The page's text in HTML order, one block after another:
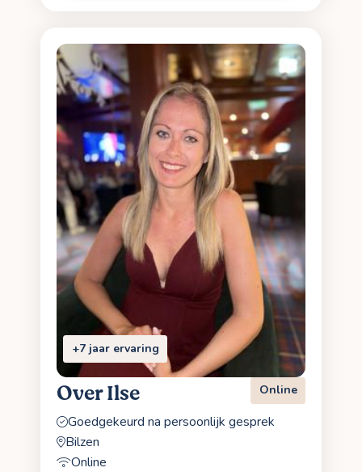
+7 jaar ervaring
Over Ilse Online
Goedgekeurd na persoonlijk gesprek
Bilzen
Online